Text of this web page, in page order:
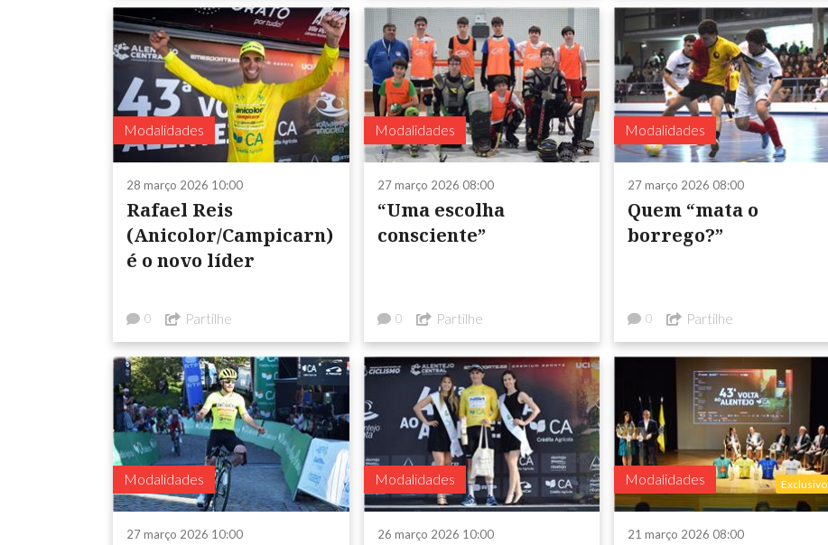
Modalidades
28 março 2026 10:00
Rafael Reis
(Anicolor/Campicarn)
é o novo líder
0 Partilhe
Modalidades
27 março 2026 08:00
“Uma escolha
consciente”
0 Partilhe
Modalidades
27 março 2026 08:00
Quem “mata o
borrego?”
0 Partilhe
Modalidades
27 março 2026 10:00
Modalidades
26 março 2026 10:00
Modalidades Exclusivo
21 março 2026 08:00